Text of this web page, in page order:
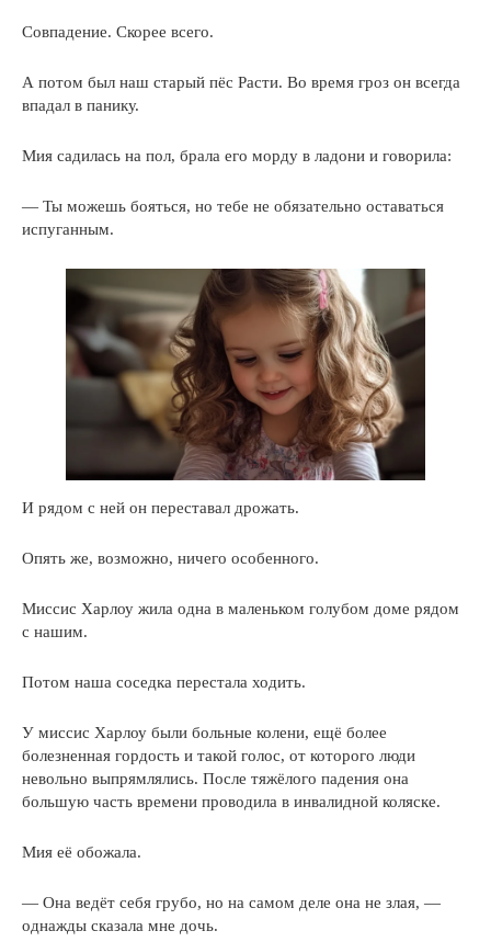
Совпадение. Скорее всего.
А потом был наш старый пёс Расти. Во время гроз он всегда
впадал в панику.
Мия садилась на пол, брала его морду в ладони и говорила:
— Ты можешь бояться, но тебе не обязательно оставаться
испуганным.
И рядом с ней он переставал дрожать.
Опять же, возможно, ничего особенного.
Миссис Харлоу жила одна в маленьком голубом доме рядом
с нашим.
Потом наша соседка перестала ходить.
У миссис Харлоу были больные колени, ещё более
болезненная гордость и такой голос, от которого люди
невольно выпрямлялись. После тяжёлого падения она
большую часть времени проводила в инвалидной коляске.
Мия её обожала.
— Она ведёт себя грубо, но на самом деле она не злая, —
однажды сказала мне дочь.